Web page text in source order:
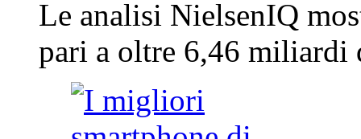
Le analisi NielsenIQ
pari a oltre 6,46